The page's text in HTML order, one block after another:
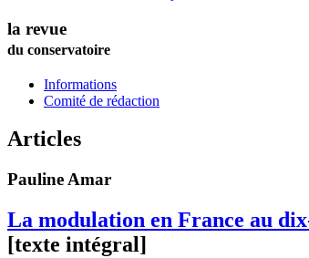
la revue
du conservatoire
Informations
Comité de rédaction
Articles
PaulineAmar
La modulation en France au
[texte intégral]